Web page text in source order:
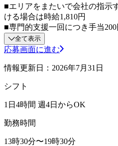
■エリアをまたいで会社の指示
ける場合は時給1,810円
■専門的支援一回につき手当
全て表示
応募画面に進む
情報更新日：2026年7月31日
シフト
1日4時間 週4日からOK
勤務時間
13時30分〜19時30分